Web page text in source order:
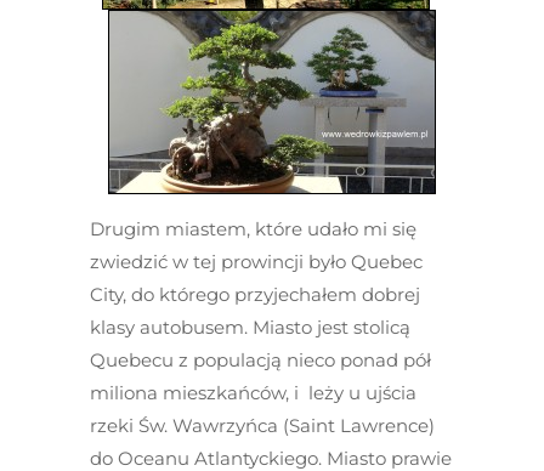
Drugim miastem, które udało mi się
zwiedzić w tej prowincji było Quebec
City, do którego przyjechałem dobrej
klasy autobusem. Miasto jest stolicą
Quebecu z populacją nieco ponad pół
miliona mieszkańców, i leży u ujścia
rzeki Św. Wawrzyńca (Saint Lawrence)
do Oceanu Atlantyckiego. Miasto prawie